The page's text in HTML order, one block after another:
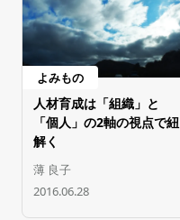
よみもの
人材育成は「組織」と
「個人」の2軸の視点で紐
解く
薄 良子
2016.06.28